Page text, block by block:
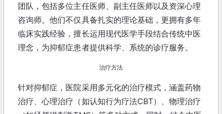
团队，包括多位主任医师、副主任医师以及资深心理
咨询师。他们不仅具备扎实的理论基础，更拥有多年
临床实践经验，擅长运用现代医学手段结合传统中医
理念，为抑郁症患者提供科学、系统的诊疗服务。
治疗方法
针对抑郁症，医院采用多元化的治疗模式，涵盖药物
治疗、心理治疗（如认知行为疗法CBT）、物理治疗